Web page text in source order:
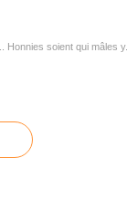
Honnies soient qui mâles